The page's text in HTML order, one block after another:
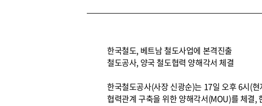
한국철도, 베트남 철도사업에 본격진출
철도공사, 양국 철도협력 양해각서 체결
한국철도공사(사장 신광순)는 17일 오후 6시(
협력관계 구축을 위한 양해각서(MOU)를 체결